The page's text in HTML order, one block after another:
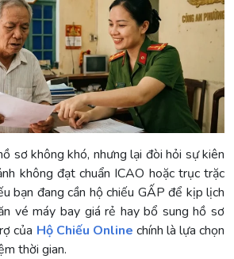
sơ không khó, nhưng lại đòi hỏi sự kiên
không đạt chuẩn ICAO hoặc trục trặc
bạn đang cần hộ chiếu GẤP để kịp lịch
vé máy bay giá rẻ hay bổ sung hồ sơ
của Hộ Chiếu Online chính là lựa chọn
thời gian.